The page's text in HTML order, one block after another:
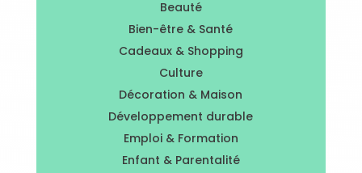
Beauté
Bien-être & Santé
Cadeaux & Shopping
Culture
Décoration & Maison
Développement durable
Emploi & Formation
Enfant & Parentalité